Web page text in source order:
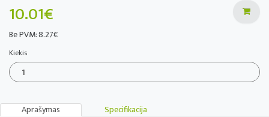
10.01€
Be PVM: 8.27€
Kiekis
Aprašymas Specifikacija